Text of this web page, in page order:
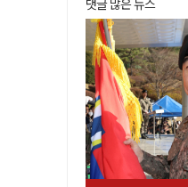
댓글 많은 뉴스